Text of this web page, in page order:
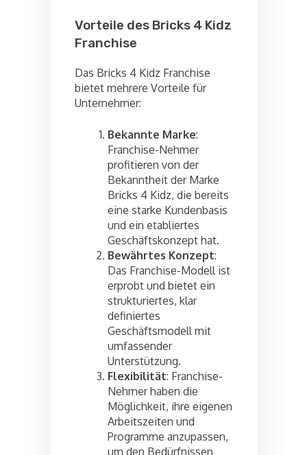
Vorteile des Bricks 4 Kidz
Franchise
Das Bricks 4 Kidz Franchise
bietet mehrere Vorteile für
Unternehmer:
Bekannte Marke:
Franchise-Nehmer
profitieren von der
Bekanntheit der Marke
Bricks 4 Kidz, die bereits
eine starke Kundenbasis
und ein etabliertes
Geschäftskonzept hat.
Bewährtes Konzept:
Das Franchise-Modell ist
erprobt und bietet ein
strukturiertes, klar
definiertes
Geschäftsmodell mit
umfassender
Unterstützung.
Flexibilität: Franchise-
Nehmer haben die
Möglichkeit, ihre eigenen
Arbeitszeiten und
Programme anzupassen,
um den Bedürfnissen